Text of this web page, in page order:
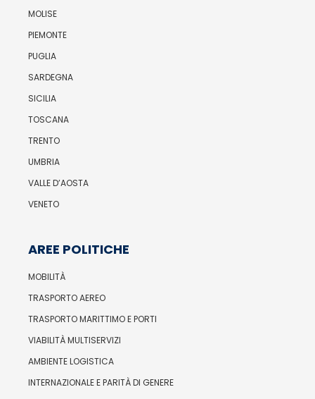
MOLISE
PIEMONTE
PUGLIA
SARDEGNA
SICILIA
TOSCANA
TRENTO
UMBRIA
VALLE D’AOSTA
VENETO
AREE POLITICHE
MOBILITÀ
TRASPORTO AEREO
TRASPORTO MARITTIMO E PORTI
VIABILITÀ MULTISERVIZI
AMBIENTE LOGISTICA
INTERNAZIONALE E PARITÀ DI GENERE